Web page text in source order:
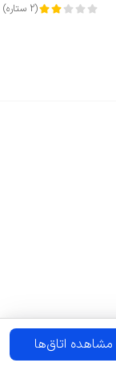
(
2 ستاره)
مشاهده اتاق‌ها